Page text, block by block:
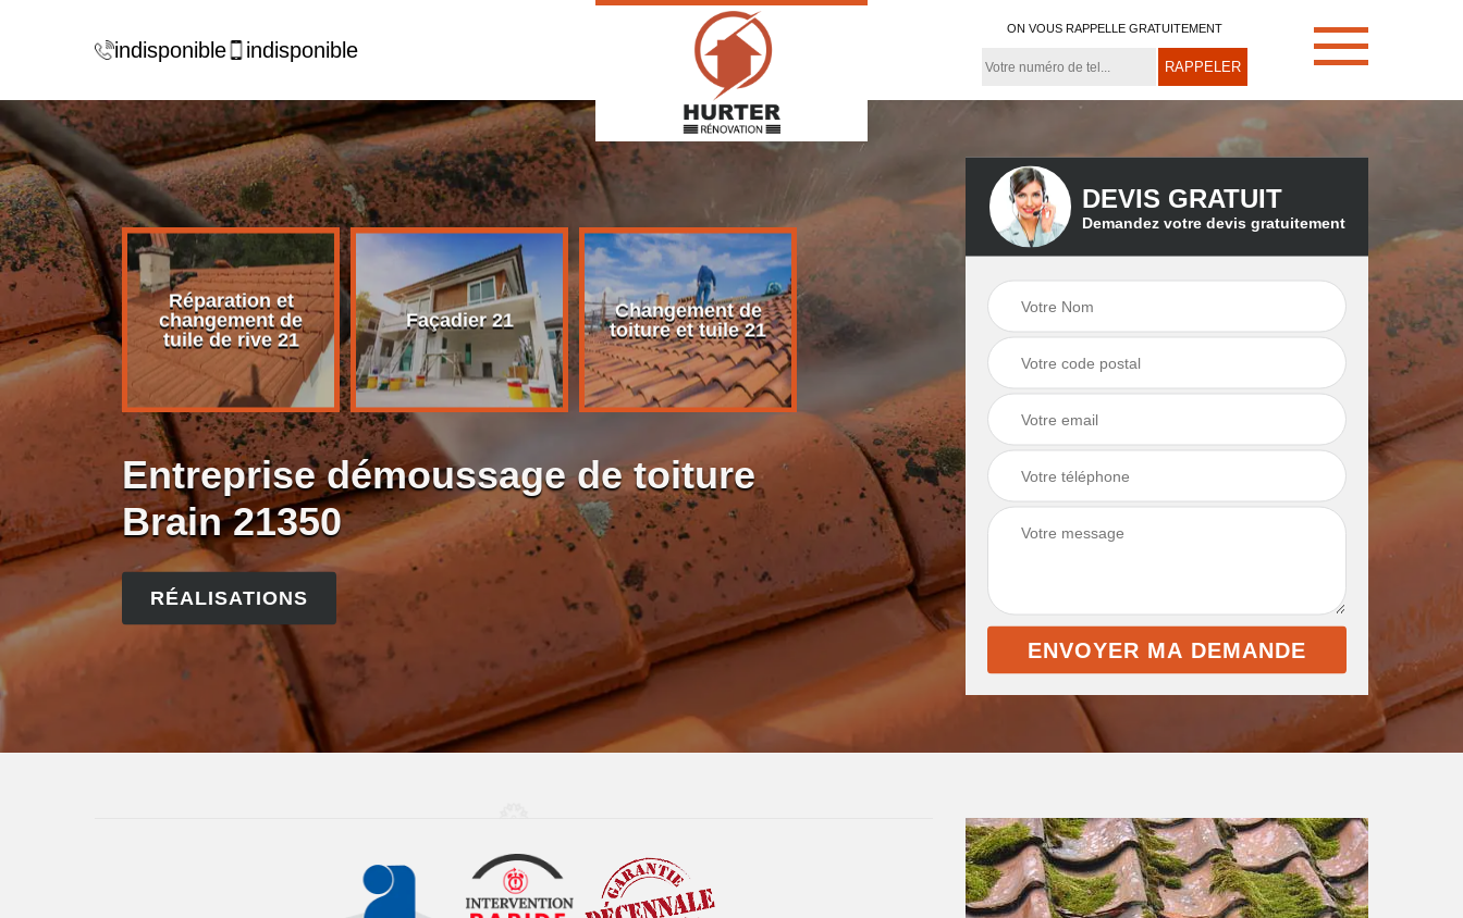
indisponible indisponible
ON VOUS RAPPELLE GRATUITEMENT
de
21
Réparation et
changement de
tuile de rive 21
Façadier 21
Changement de
toiture et tuile 21
Démoussage de
toiture 21
Couvreur zingueur
Entreprise démoussage de toiture
Brain 21350
RÉALISATIONS
DEVIS GRATUIT
Demandez votre devis gratuitement